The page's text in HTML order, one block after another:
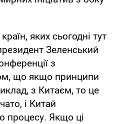
яких сьогодні тут
Зеленський
з
що якщо принципи
з Китаєм, то це
і Китай
процесу. Якщо ці